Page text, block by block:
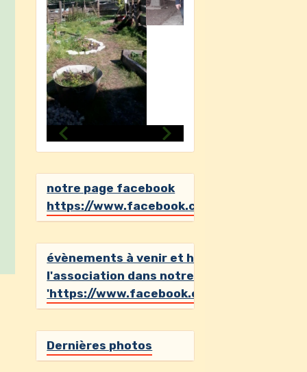
notre page facebook
https://www.facebook.com/ecoutenature
l'association dans notre page facebook
'https://www.facebook.com/
Dernières photos
Album photos
Livre d'or